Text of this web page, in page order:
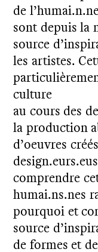
de
sont depuis la
source
les artistes.
culture
au cours des
la production
d’oeuvres
comprendre
humai.ns.nes
pourquoi et
source
de formes et